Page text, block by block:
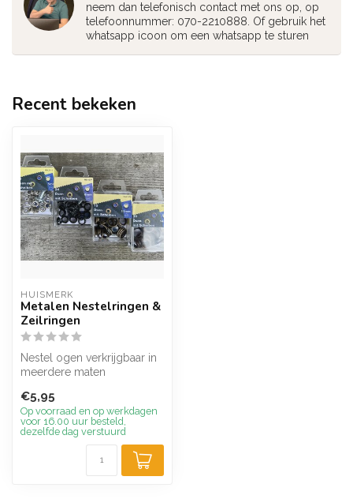
neem dan telefonisch contact met ons op, op
telefoonnummer: 070-2210888. Of gebruik het
whatsapp icoon om een whatsapp te sturen
Recent bekeken
HUISMERK
Metalen Nestelringen &
Zeilringen
Nestel ogen verkrijgbaar in
meerdere maten
€5,95
Op voorraad en op werkdagen
voor 16.00 uur besteld,
dezelfde dag verstuurd